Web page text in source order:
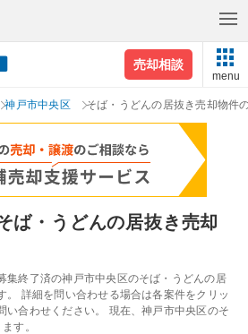
売却相談
menu
神戸市中央区 そば・うどんの居抜き売却物件
ば・うどんの居抜き売却
集終了済の神戸市中央区のそば・うどんの居
。 詳細を問い合わせる場合は各案件をクリッ
い合わせください。 現在、神戸市中央区のそ
す。